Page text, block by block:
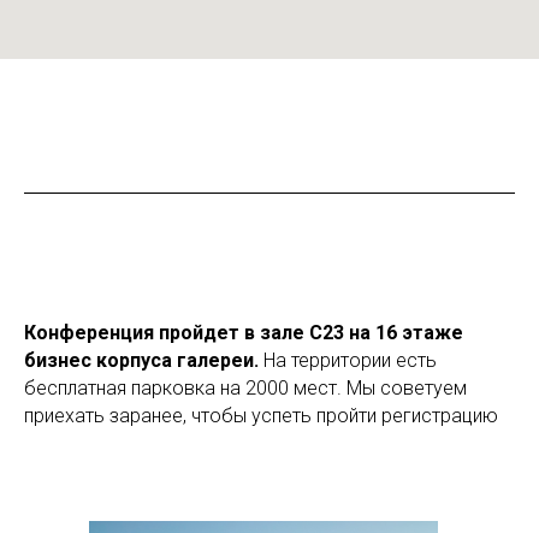
Конференция пройдет в зале С23 на 16 этаже
бизнес корпуса галереи. На территории есть
бесплатная парковка на 2000 мест. Мы советуем
приехать заранее, чтобы успеть пройти регистрацию